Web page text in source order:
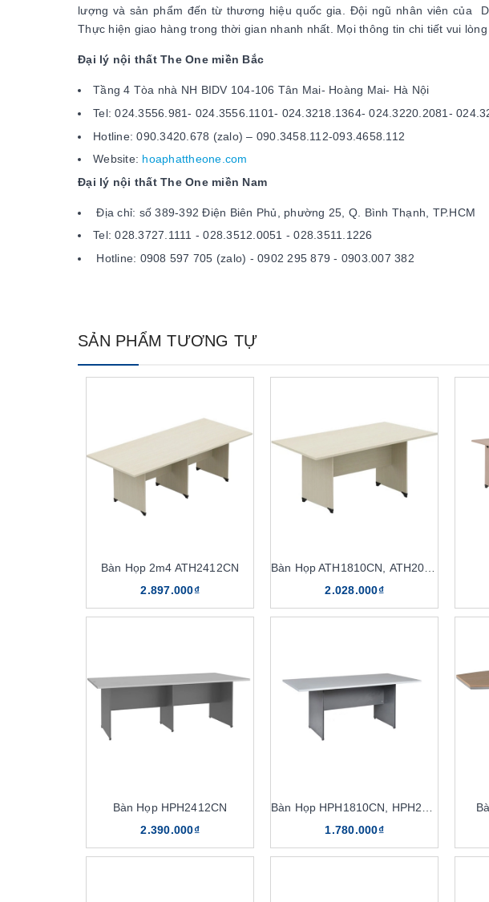
lượng và sản phẩm đến từ thương hiệu quốc gia. Đội ngũ nhân viên của
Thực hiện giao hàng trong thời gian nhanh nhất. Mọi thông tin chi tiết vui
Đại lý nội thất The One miền Bắc
Tầng 4 Tòa nhà NH BIDV 104-106 Tân Mai- Hoàng Mai- Hà Nội
Tel: 024.3556.981- 024.3556.1101- 024.3218.1364- 024.3220.2081-
Hotline: 090.3420.678 (zalo) – 090.3458.112-093.4658.112
Website: hoaphattheone.com
Đại lý nội thất The One miền Nam
Địa chỉ: số 389-392 Điện Biên Phủ, phường 25, Q. Bình Thạnh, TP.HCM
Tel: 028.3727.1111 - 028.3512.0051 - 028.3511.1226
Hotline: 0908 597 705 (zalo) - 0902 295 879 - 0903.007 382
SẢN PHẨM TƯƠNG TỰ
Bàn Họp 2m4 ATH2412CN
2.897.000₫
2.028.000₫
Bàn Họp HPH2412CN
2.390.000₫
1.780.000₫